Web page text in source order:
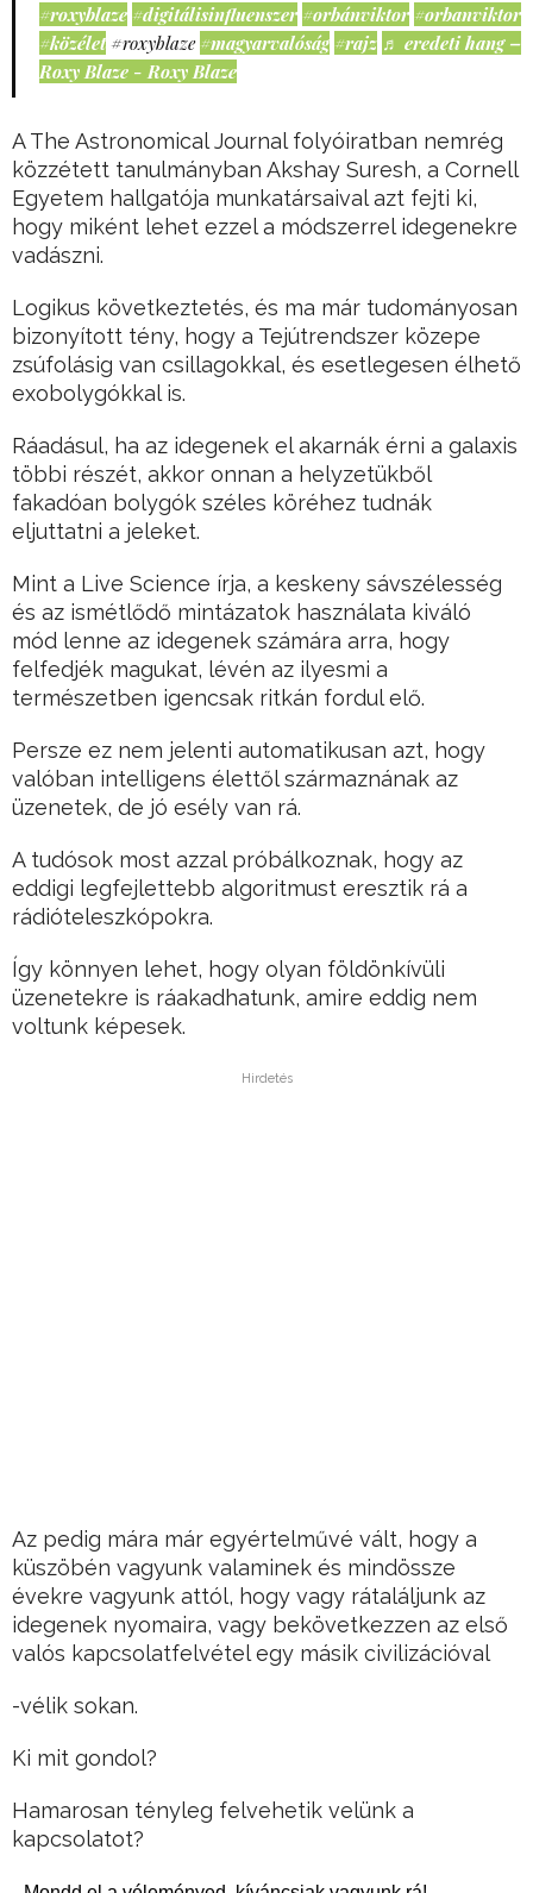
#roxyblaze #digitálisinfluenszer #orbánviktor #orbanviktor
#közélet #roxyblaze #magyarvalóság #rajz ♬ eredeti hang –
Roxy Blaze - Roxy Blaze
A The Astronomical Journal folyóiratban nemrég
közzétett tanulmányban Akshay Suresh, a Cornell
Egyetem hallgatója munkatársaival azt fejti ki,
hogy miként lehet ezzel a módszerrel idegenekre
vadászni.
Logikus következtetés, és ma már tudományosan
bizonyított tény, hogy a Tejútrendszer közepe
zsúfolásig van csillagokkal, és esetlegesen élhető
exobolygókkal is.
Ráadásul, ha az idegenek el akarnák érni a galaxis
többi részét, akkor onnan a helyzetükből
fakadóan bolygók széles köréhez tudnák
eljuttatni a jeleket.
Mint a Live Science írja, a keskeny sávszélesség
és az ismétlődő mintázatok használata kiváló
mód lenne az idegenek számára arra, hogy
felfedjék magukat, lévén az ilyesmi a
természetben igencsak ritkán fordul elő.
Persze ez nem jelenti automatikusan azt, hogy
valóban intelligens élettől származnának az
üzenetek, de jó esély van rá.
A tudósok most azzal próbálkoznak, hogy az
eddigi legfejlettebb algoritmust eresztik rá a
rádióteleszkópokra.
Így könnyen lehet, hogy olyan földönkívüli
üzenetekre is ráakadhatunk, amire eddig nem
voltunk képesek.
Hirdetés
Az pedig mára már egyértelművé vált, hogy a
küszöbén vagyunk valaminek és mindössze
évekre vagyunk attól, hogy vagy rátaláljunk az
idegenek nyomaira, vagy bekövetkezzen az első
valós kapcsolatfelvétel egy másik civilizációval
-vélik sokan.
Ki mit gondol?
Hamarosan tényleg felvehetik velünk a
kapcsolatot?